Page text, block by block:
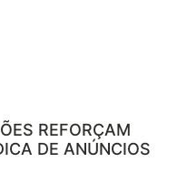
REFORÇAM
DE ANÚNCIOS